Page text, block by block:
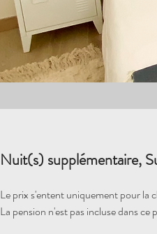
Nuit(s) supplémentaire,
Le prix s'entent uniquement pour la
La pension n'est pas incluse dans ce